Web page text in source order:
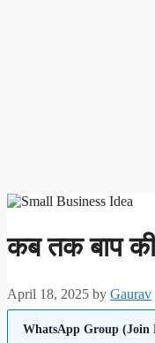
कब तक बाप
April 18, 2025 by Gaurav
WhatsApp Group (Join